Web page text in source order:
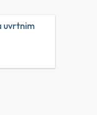
uvrtnim